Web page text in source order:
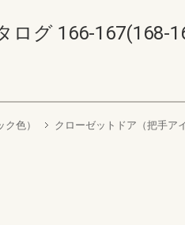
ログ 166-167(168-
色） クローゼットドア（把手ア